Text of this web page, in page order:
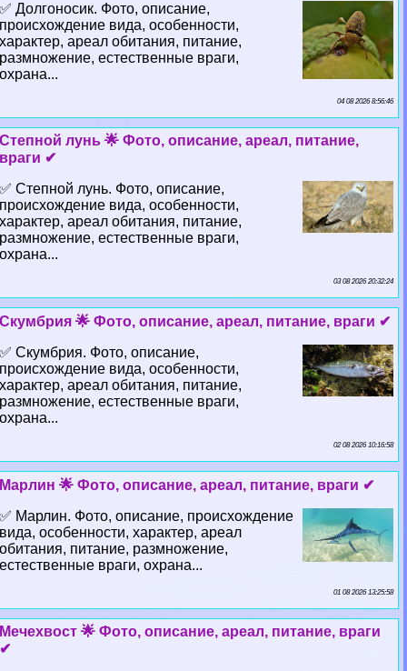
✅ Долгоносик. Фото, описание,
происхождение вида, особенности,
хаpaктер, ареал обитания, питание,
размножение, естественные враги,
охрана...
04 08 2026 8:56:46
Степной лунь 🌟 Фото, описание, ареал, питание,
враги ✔
✅ Степной лунь. Фото, описание,
происхождение вида, особенности,
хаpaктер, ареал обитания, питание,
размножение, естественные враги,
охрана...
03 08 2026 20:32:24
Скумбрия 🌟 Фото, описание, ареал, питание, враги ✔
✅ Скумбрия. Фото, описание,
происхождение вида, особенности,
хаpaктер, ареал обитания, питание,
размножение, естественные враги,
охрана...
02 08 2026 10:16:58
Марлин 🌟 Фото, описание, ареал, питание, враги ✔
✅ Марлин. Фото, описание, происхождение
вида, особенности, хаpaктер, ареал
обитания, питание, размножение,
естественные враги, охрана...
01 08 2026 13:25:58
Мечехвост 🌟 Фото, описание, ареал, питание, враги
✔